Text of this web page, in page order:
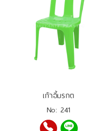
เก้าอี้มรกต
No: 241